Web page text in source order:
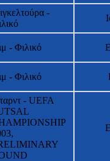
-
- Φιλικό
- Φιλικό
- UEFA